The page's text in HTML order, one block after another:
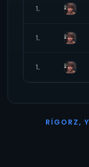
1.
1.
1.
R I G O R Z, Y